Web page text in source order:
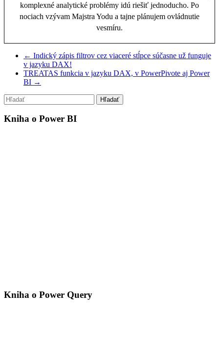
komplexné analytické problémy idú riešiť jednoducho. Po
nociach vzývam Majstra Yodu a tajne plánujem ovládnutie
vesmíru.
← Indický zápis filtrov cez viaceré stĺpce súčasne už funguje
v jazyku DAX!
TREATAS funkcia v jazyku DAX, v PowerPivote aj Power
BI →
Kniha o Power BI
Kniha o Power Query